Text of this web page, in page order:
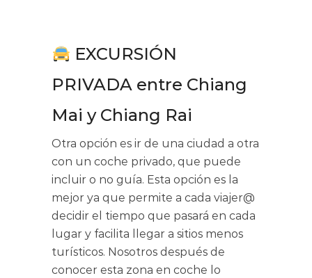
EXCURSIÓN
PRIVADA entre Chiang
Mai y Chiang Rai
Otra opción es ir de una ciudad a otra
con un coche privado, que puede
incluir o no guía. Esta opción es la
mejor ya que permite a cada viajer@
decidir el tiempo que pasará en cada
lugar y facilita llegar a sitios menos
turísticos. Nosotros después de
conocer esta zona en coche lo